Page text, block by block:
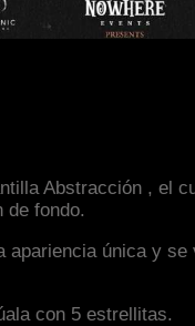
Abstracción , el
de fondo.
única y
con 5 estrellitas.